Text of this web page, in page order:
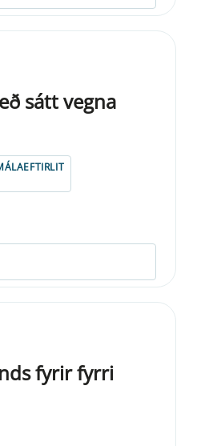
sátt vegna
fyrir fyrri